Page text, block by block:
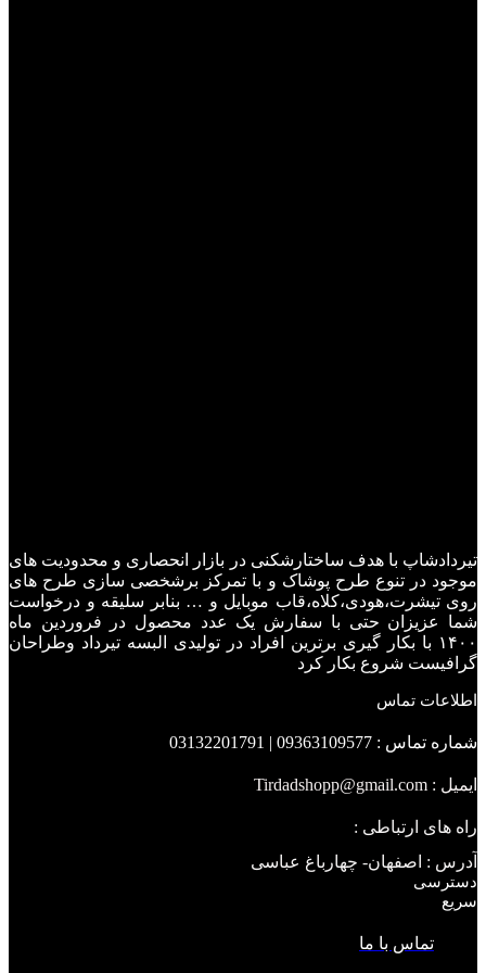
تیردادشاپ با هدف ساختارشکنی در بازار انحصاری و محدودیت های
موجود در تنوع طرح پوشاک و با تمرکز برشخصی سازی طرح های
روی تیشرت،هودی،کلاه،قاب موبایل و … بنابر سلیقه و درخواست
شما عزیزان حتی با سفارش یک عدد محصول در فروردین ماه
۱۴۰۰ با بکار گیری برترین افراد در تولیدی البسه تیرداد وطراحان
گرافیست شروع بکار کرد
اطلاعات تماس
شماره تماس : 09363109577 | 03132201791
ایمیل : Tirdadshopp@gmail.com
راه های ارتباطی :
آدرس : اصفهان- چهارباغ عباسی
دسترسی
سریع
تماس با ما